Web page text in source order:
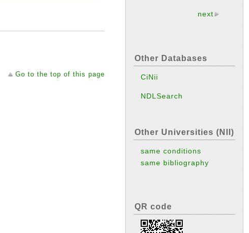
Go to the top of this page
next
Other Databases
CiNii
NDLSearch
Other Universities (NII)
same conditions
same bibliography
QR code